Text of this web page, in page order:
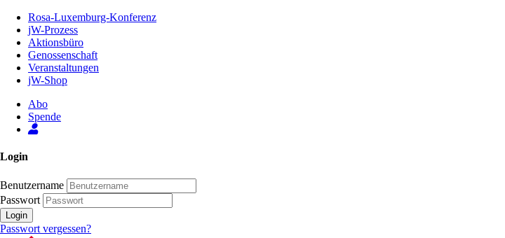
Inhalt
Seite
Rosa-Luxemburg-Konferenz
jW-Prozess
Aktionsbüro
Genossenschaft
Veranstaltungen
jW-Shop
Abo
Spende
Login
Benutzername
Passwort
Login
Passwort vergessen?